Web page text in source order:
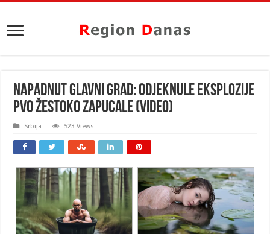
NAPADNUT GLAVNI GRAD: Odjeknule eksplozije
PVO žestoko zapucale (VIDEO)
Srbija 523 Views